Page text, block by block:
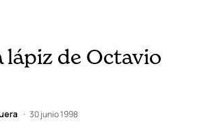
lápiz de Octavio
30 junio 1998